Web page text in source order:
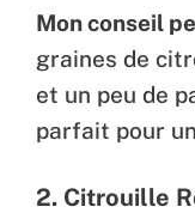
Mon conseil
graines de
et un peu de
parfait pour
2. Citrouille